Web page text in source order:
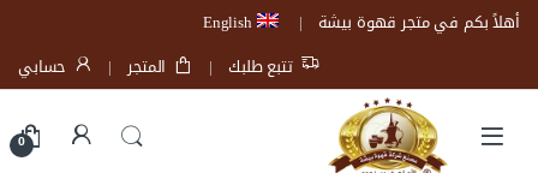
Skip to navigation
Skip to content
أهلاً بكم في متجر قهوة بيشة
English
تتبع طلبك
المتجر حسابي
Open
0